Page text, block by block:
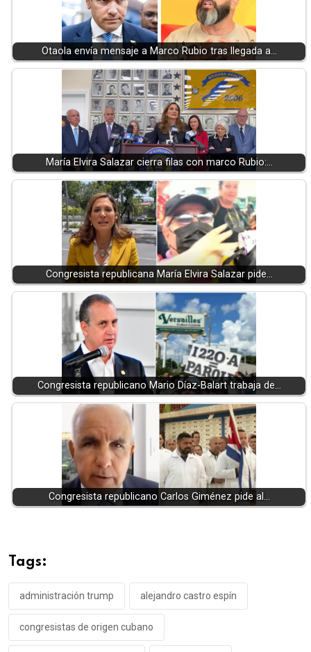
Otaola envía mensaje a Marco Rubio tras llegada a…
María Elvira Salazar cierra filas con marco Rubio:…
Congresista republicana María Elvira Salazar pide…
Congresista republicano Mario Díaz-Balart trabaja de…
Congresista republicano Carlos Giménez pide al…
Tags:
administración trump alejandro castro espín
congresistas de origen cubano